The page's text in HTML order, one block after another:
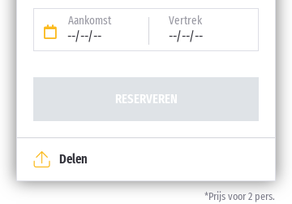
Aankomst
--/--/--
Vertrek
--/--/--
RESERVEREN
*Prijs voor 2 pers.
Delen